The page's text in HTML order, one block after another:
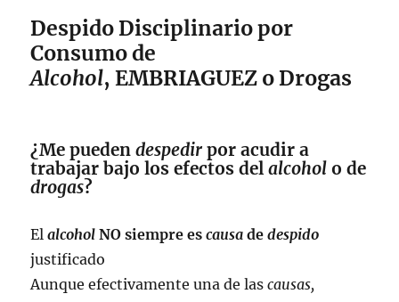
Despido Disciplinario por
Consumo de
Alcohol, EMBRIAGUEZ o Drogas
¿Me puedendespedir por acudir a
trabajar bajo los efectos delalcohol o de
drogas?
Elalcohol NO siempre escausa dedespido
justificado
Aunque efectivamente una de lascausas,